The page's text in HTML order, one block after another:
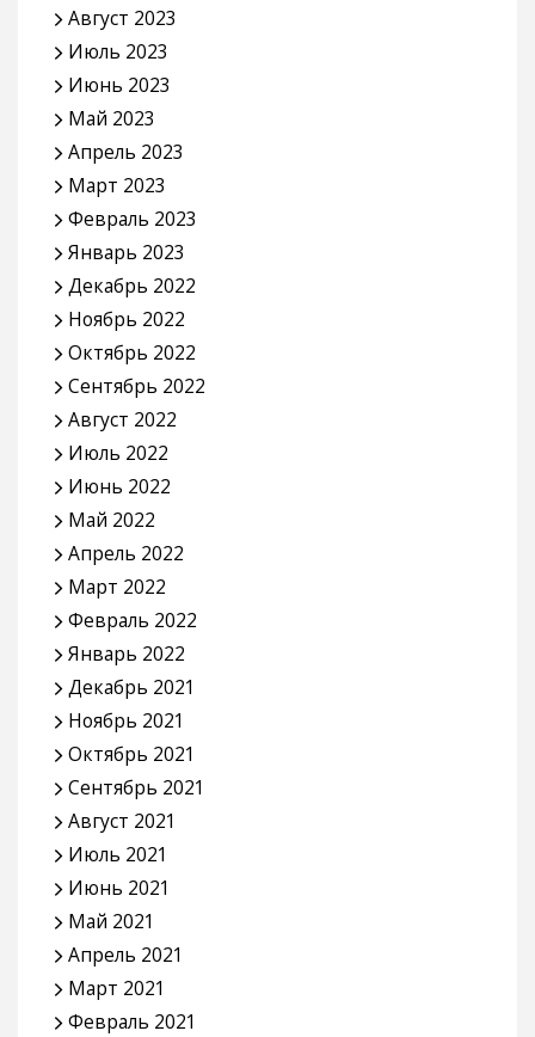
Август 2023
Июль 2023
Июнь 2023
Май 2023
Апрель 2023
Март 2023
Февраль 2023
Январь 2023
Декабрь 2022
Ноябрь 2022
Октябрь 2022
Сентябрь 2022
Август 2022
Июль 2022
Июнь 2022
Май 2022
Апрель 2022
Март 2022
Февраль 2022
Январь 2022
Декабрь 2021
Ноябрь 2021
Октябрь 2021
Сентябрь 2021
Август 2021
Июль 2021
Июнь 2021
Май 2021
Апрель 2021
Март 2021
Февраль 2021